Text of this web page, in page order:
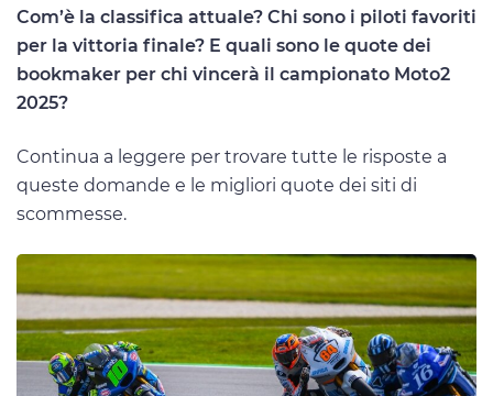
Com’è la classifica attuale? Chi sono i piloti favoriti
per la vittoria finale? E quali sono le quote dei
bookmaker per chi vincerà il campionato Moto2
2025?
Continua a leggere per trovare tutte le risposte a
queste domande e le migliori quote dei siti di
scommesse.